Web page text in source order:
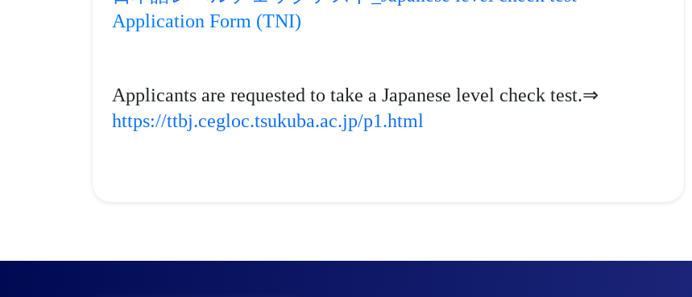
Application Form (TNI)
Applicants are requested to take a Japanese level check test.⇒
https://ttbj.cegloc.tsukuba.ac.jp/p1.html